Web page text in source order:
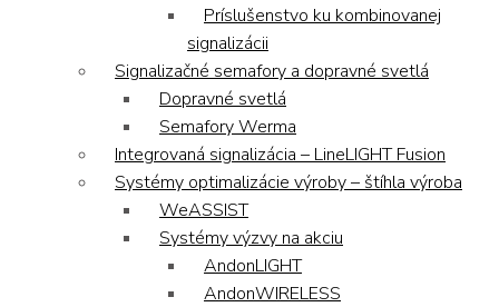
Príslušenstvo ku kombinovanej
signalizácii
Signalizačné semafory a dopravné svetlá
Dopravné svetlá
Semafory Werma
Integrovaná signalizácia – LineLIGHT Fusion
Systémy optimalizácie výroby – štíhla výroba
WeASSIST
Systémy výzvy na akciu
AndonLIGHT
AndonWIRELESS